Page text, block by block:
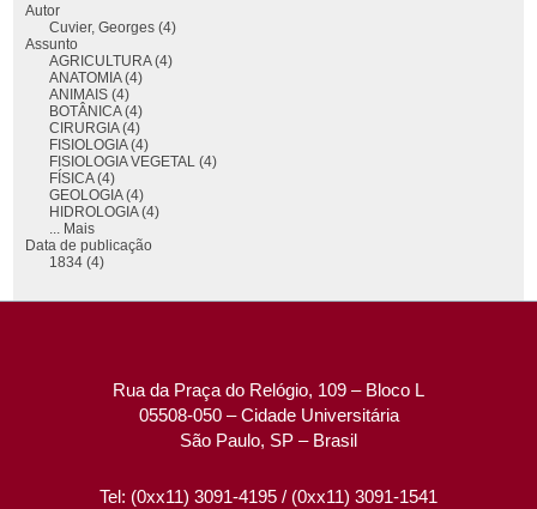
Autor
Cuvier, Georges (4)
Assunto
AGRICULTURA (4)
ANATOMIA (4)
ANIMAIS (4)
BOTÂNICA (4)
CIRURGIA (4)
FISIOLOGIA (4)
FISIOLOGIA VEGETAL (4)
FÍSICA (4)
GEOLOGIA (4)
HIDROLOGIA (4)
... Mais
Data de publicação
1834 (4)
Rua da Praça do Relógio, 109 – Bloco L
05508-050 – Cidade Universitária
São Paulo, SP – Brasil
Tel: (0xx11) 3091-4195 / (0xx11) 3091-1541